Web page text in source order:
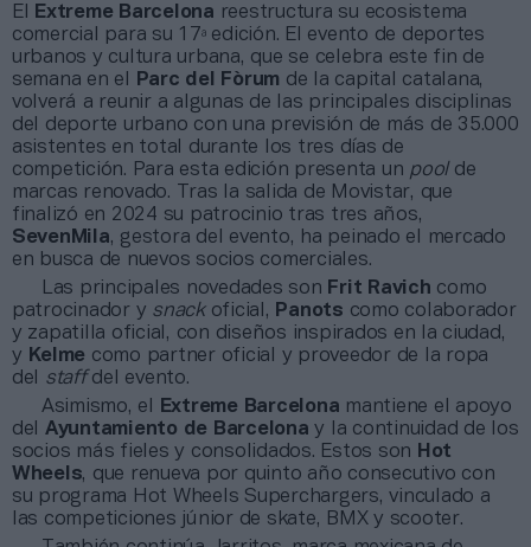
El Extreme Barcelona reestructura su ecosistema
comercial para su 17ª edición. El evento de deportes
urbanos y cultura urbana, que se celebra este fin de
semana en el
Parc del Fòrum de la capital catalana,
volverá a reunir a algunas de las principales disciplinas
del deporte urbano con una previsión de más de 35.000
asistentes en total durante los tres días de
competición. Para esta edición presenta un poolde
marcas renovado. Tras la salida de Movistar, que
finalizó en 2024 su patrocinio tras tres años,
SevenMila, gestora del evento, ha peinado el mercado
en busca de nuevos socios comerciales.
Las principales novedades son Frit Ravich como
patrocinador y snackoficial, Panots como colaborador
y zapatilla oficial, con diseños inspirados en la ciudad,
y Kelme como partner oficial y proveedor de la ropa
del staffdel evento.
Asimismo, el
Extreme Barcelona mantiene el apoyo
del Ayuntamiento de Barcelona y la continuidad de los
socios más fieles y consolidados. Estos son Hot
Wheels, que renueva por quinto año consecutivo con
su programa Hot Wheels Superchargers, vinculado a
las competiciones júnior de skate, BMX y scooter.